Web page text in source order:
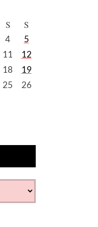
S S
4
5
11
12
18
19
25
26